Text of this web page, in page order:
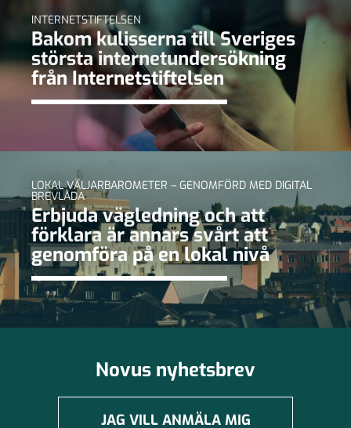
INTERNETSTIFTELSEN
Bakom kulisserna till Sveriges
största internetundersökning
från Internetstiftelsen
LOKAL VÄLJARBAROMETER – GENOMFÖRD MED DIGITAL
BREVLÅDA
Erbjuda vägledning och att
förklara är annars svårt att
genomföra på en lokal nivå
Novus nyhetsbrev
JAG VILL ANMÄLA MIG